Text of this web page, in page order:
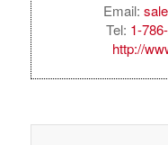
Email:
Tel: 1-
http://